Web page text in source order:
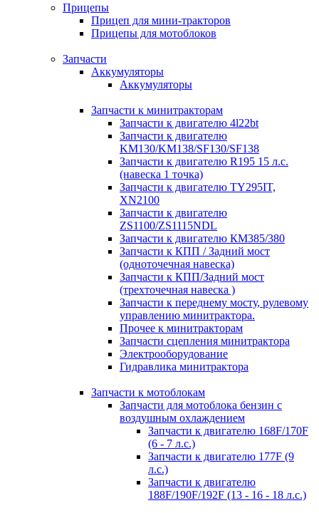
Прицепы
Прицеп для мини-тракторов
Прицепы для мотоблоков
Запчасти
Аккумуляторы
Аккумуляторы
Запчасти к минитракторам
Запчасти к двигателю 4l22bt
Запчасти к двигателю
KM130/KM138/SF130/SF138
Запчасти к двигателю R195 15 л.с.
(навеска 1 точка)
Запчасти к двигателю TY295IT,
XN2100
Запчасти к двигателю
ZS1100/ZS1115NDL
Запчасти к двигателю КМ385/380
Запчасти к КПП / Задний мост
(одноточечная навеска)
Запчасти к КПП/Задний мост
(трехточечная навеска )
Запчасти к переднему мосту, рулевому
управлению минитрактора.
Прочее к минитракторам
Запчасти сцепления минитрактора
Электрооборудование
Гидравлика минитрактора
Запчасти к мотоблокам
Запчасти для мотоблока бензин с
воздушным охлаждением
Запчасти к двигателю 168F/170F
(6 - 7 л.с.)
Запчасти к двигателю 177F (9
л.с.)
Запчасти к двигателю
188F/190F/192F (13 - 16 - 18 л.с.)